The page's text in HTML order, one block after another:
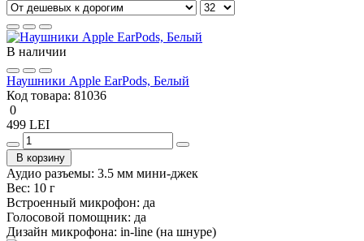
В наличии
Наушники Apple EarPods, Белый
Код товара: 81036
0
499 LEI
В корзину
Аудио разъемы: 3.5 мм мини-джек
Вес: 10 г
Встроенный микрофон: да
Голосовой помощник: да
Дизайн микрофона: in-line (на шнуре)